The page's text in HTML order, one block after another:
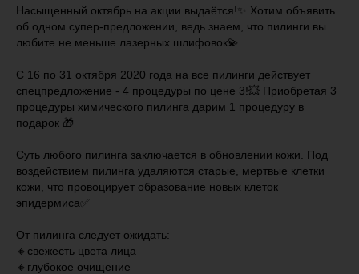
Насыщенный октябрь на акции выдаётся!✨ Хотим объявить
об одном супер-предложении, ведь знаем, что пилинги вы
любите не меньше лазерных шлифовок💫
С 16 по 31 октября 2020 года на все пилинги действует
спецпредложение - 4 процедуры по цене 3!💥 Приобретая 3
процедуры химического пилинга дарим 1 процедуру в
подарок 🎁
Суть любого пилинга заключается в обновлении кожи. Под
воздействием пилинга удаляются старые, мертвые клетки
кожи, что провоцирует образование новых клеток
эпидермиса✅
От пилинга следует ожидать:
🔸свежесть цвета лица
🔸глубокое очищение